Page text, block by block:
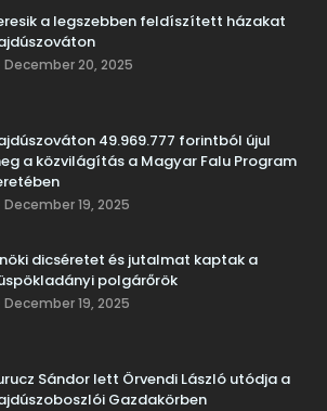
a legszebben feldíszített házakat
December 20, 2025
49.969.777 forintból újul
a közvilágítás a Magyar Falu Program
December 19, 2025
dicséretet és jutalmat kaptak a
polgárőrök
December 19, 2025
Sándor lett Örvendi László utódja a
Gazdakörben